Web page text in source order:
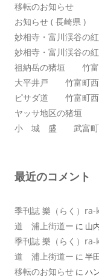
移転のお知らせ
お知らせ ( 長崎県 )
妙相寺・富川渓谷の
妙相寺・富川渓谷の
祖納岳の猪垣 竹富
大平井戸 竹富町西
ピサダ道 竹富町西
ヤッサ地区の猪垣
小 城 盛 武富町
最近のコメント
季刊誌 樂（らく）
道 浦上街道ー に 山
季刊誌 樂（らく）
道 浦上街道ー に 半
移転のお知らせ に ハ